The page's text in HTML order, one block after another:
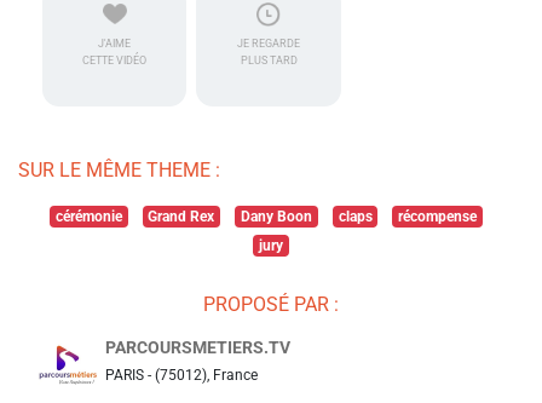
J'AIME
CETTE VIDÉO
JE REGARDE
PLUS TARD
SUR LE MÊME THEME :
cérémonie Grand Rex Dany Boon claps
récompense
jury
PROPOSÉ PAR :
PARCOURSMETIERS.TV
PARIS - (75012), France